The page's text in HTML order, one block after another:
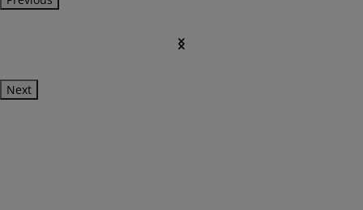
Next